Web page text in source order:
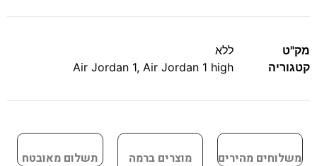
מק"ט
ללא
קטגוריה
Air Jordan 1, Air Jordan 1 high
משלוחים מהירים
מוצרים ברמה
תשלום מאובטח